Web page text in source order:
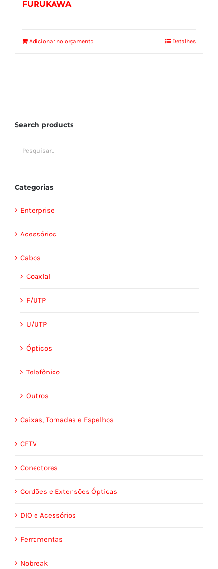
FURUKAWA
Adicionar no orçamento Detalhes
Search products
Categorias
Enterprise
Acessórios
Cabos
Coaxial
F/UTP
U/UTP
Ópticos
Telefônico
Outros
Caixas, Tomadas e Espelhos
CFTV
Conectores
Cordões e Extensões Ópticas
DIO e Acessórios
Ferramentas
Nobreak